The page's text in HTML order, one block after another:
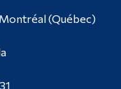
(Québec)